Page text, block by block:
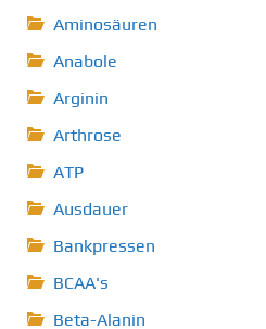
Aminosäuren
Anabole
Arginin
Arthrose
ATP
Ausdauer
Bankpressen
BCAA's
Beta-Alanin